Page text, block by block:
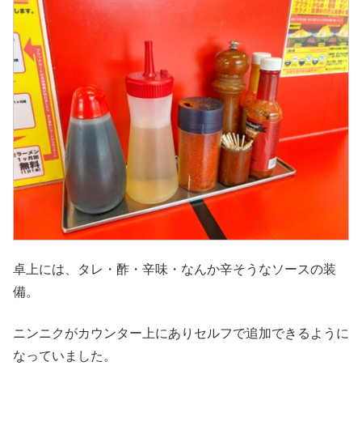
卓上には、タレ・酢・辛味・なんか辛そうなソースの装
備。
ニンニクがカウンター上にありセルフで追加できるように
なっていました。